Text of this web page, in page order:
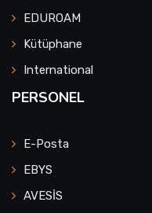
EDUROAM
Kütüphane
International
PERSONEL
E-Posta
EBYS
AVESİS